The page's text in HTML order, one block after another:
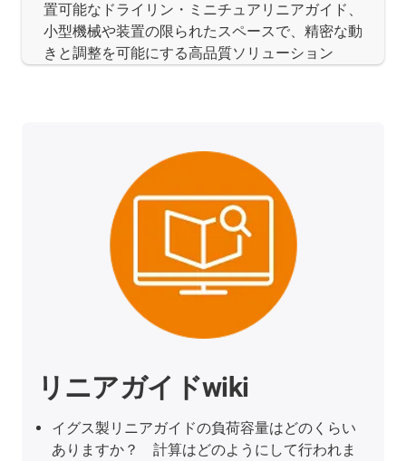
置可能なドライリン・ミニチュアリニアガイド、
小型機械や装置の限られたスペースで、精密な動
きと調整を可能にする高品質ソリューション
リニアガイドwiki
イグス製リニアガイドの負荷容量はどのくらい
ありますか？ 計算はどのようにして行われま